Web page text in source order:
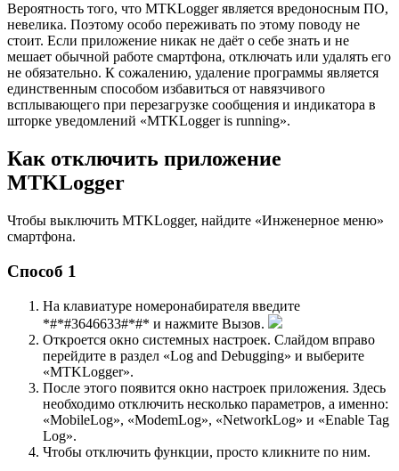
Вероятность того, что MTKLogger является вредоносным ПО,
невелика. Поэтому особо переживать по этому поводу не
стоит. Если приложение никак не даёт о себе знать и не
мешает обычной работе смартфона, отключать или удалять его
не обязательно. К сожалению, удаление программы является
единственным способом избавиться от навязчивого
всплывающего при перезагрузке сообщения и индикатора в
шторке уведомлений «MTKLogger is running».
Как отключить приложение
MTKLogger
Чтобы выключить MTKLogger, найдите «Инженерное меню»
смартфона.
Способ 1
На клавиатуре номеронабирателя введите
*#*#3646633#*#* и нажмите Вызов.
Откроется окно системных настроек. Слайдом вправо
перейдите в раздел «Log and Debugging» и выберите
«MTKLogger».
После этого появится окно настроек приложения. Здесь
необходимо отключить несколько параметров, а именно:
«MobileLog», «ModemLog», «NetworkLog» и «Enable Tag
Log».
Чтобы отключить функции, просто кликните по ним.